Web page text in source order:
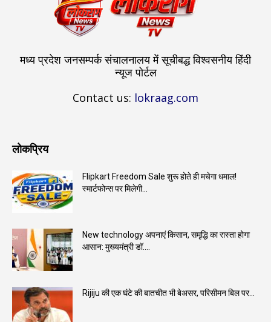
मध्य प्रदेश जनसम्पर्क संचालनालय में सूचीबद्ध विश्वसनीय हिंदी
न्यूज पोर्टल
Contact us: lokraag.com
लोकप्रिय
Flipkart Freedom Sale शुरू होते ही मचेगा धमाल!
स्मार्टफोन्स पर मिलेगी...
New technology अपनाएं किसान, समृद्धि का रास्ता होगा
आसान: मुख्यमंत्री डॉ....
Rijiju की एक घंटे की बातचीत भी बेअसर, परिसीमन बिल पर...